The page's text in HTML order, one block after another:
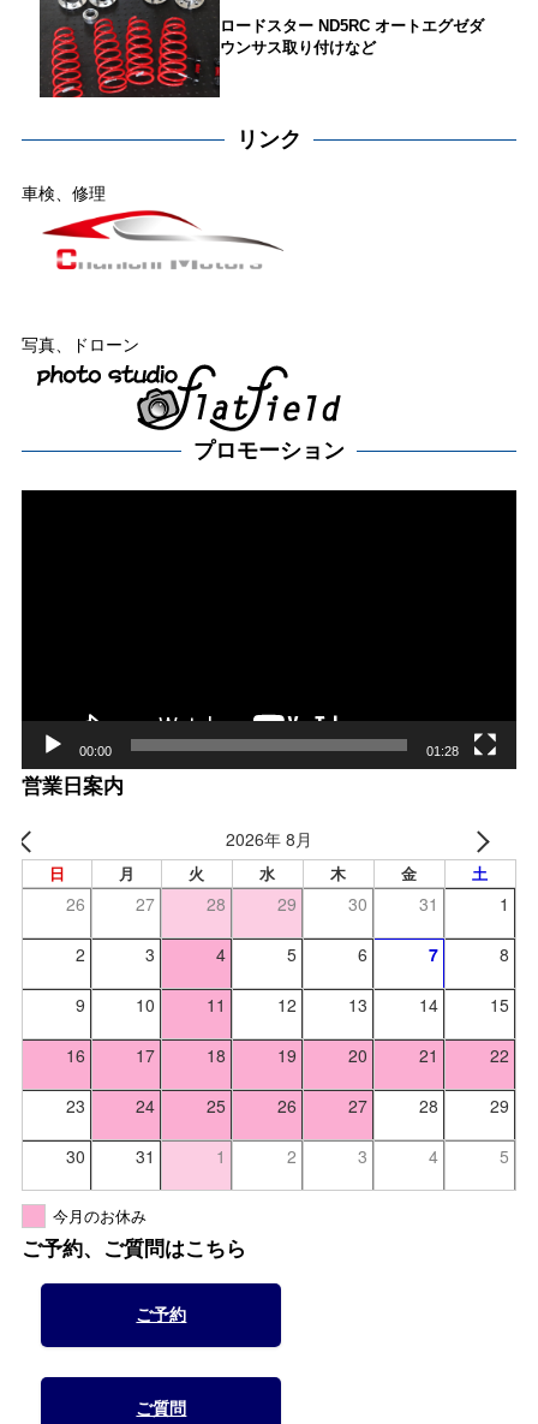
ロードスター ND5RC オートエグゼダ
ウンサス取り付けなど
リンク
車検、修理
写真、ドローン
プロモーション
00:00 01:28
営業日案内
2026年 8月
日 月 火 水 木 金 土
26 27 28 29 30 31 1
2 3 4 5 6 7 8
9 10 11 12 13 14 15
16 17 18 19 20 21 22
23 24 25 26 27 28 29
30 31 1 2 3 4 5
今月のお休み
ご予約、ご質問はこちら
ご予約
ご質問